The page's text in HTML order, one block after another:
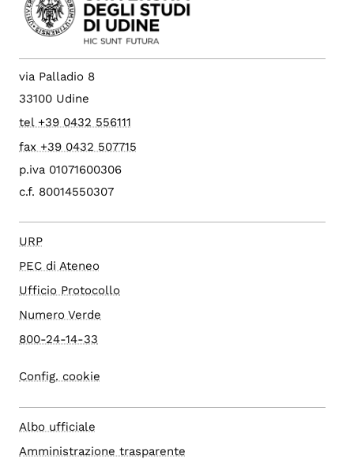
via Palladio 8
33100 Udine
tel +39 0432 556111
fax +39 0432 507715
p.iva 01071600306
c.f. 80014550307
URP
PEC di Ateneo
Ufficio Protocollo
Numero Verde
800-24-14-33
Config. cookie
Albo ufficiale
Amministrazione trasparente